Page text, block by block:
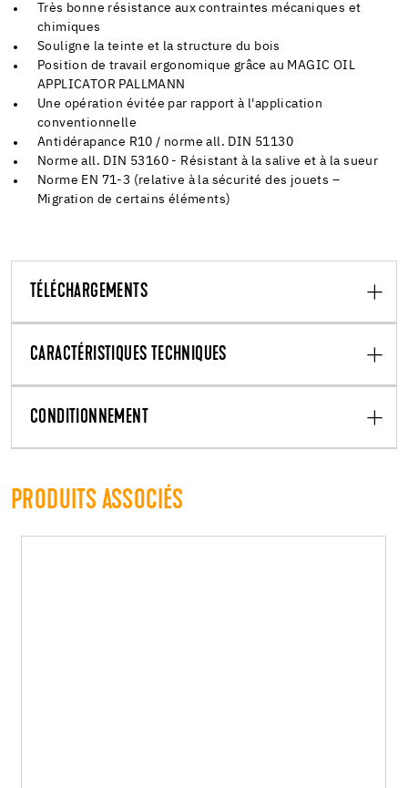
Très bonne résistance aux contraintes mécaniques et
chimiques
Souligne la teinte et la structure du bois
Position de travail ergonomique grâce au MAGIC OIL
APPLICATOR PALLMANN
Une opération évitée par rapport à l'application
conventionnelle
Antidérapance R10 / norme all. DIN 51130
Norme all. DIN 53160 - Résistant à la salive et à la sueur
Norme EN 71-3 (relative à la sécurité des jouets –
Migration de certains éléments)
TÉLÉCHARGEMENTS
CARACTÉRISTIQUES TECHNIQUES
CONDITIONNEMENT
PRODUITS ASSOCIÉS